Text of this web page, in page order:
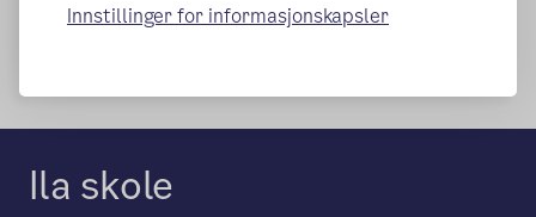
Innstillinger for informasjonskapsler
Ila skole